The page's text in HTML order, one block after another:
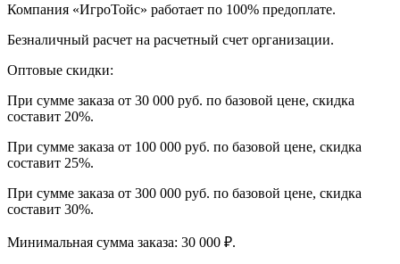
Компания «ИгроТойс» работает по 100% предоплате.
Безналичный расчет на расчетный счет организации.
Оптовые скидки:
При сумме заказа от 30 000 руб. по базовой цене, скидка
составит 20%.
При сумме заказа от 100 000 руб. по базовой цене, скидка
составит 25%.
При сумме заказа от 300 000 руб. по базовой цене, скидка
составит 30%.
Минимальная сумма заказа: 30 000 ₽.